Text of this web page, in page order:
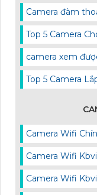
Camera đàm
Top 5 Camera
camera xem
Top 5 Camera
Camera Wifi
Camera Wifi
Camera Wifi